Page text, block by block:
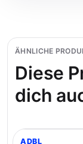
ÄHNLICHE
Diese
dich
ADBL